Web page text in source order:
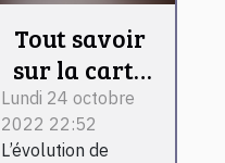
Tout savoir
sur la carte
bancaire.
Lundi 24 octobre
2022 22:52
L’évolution de